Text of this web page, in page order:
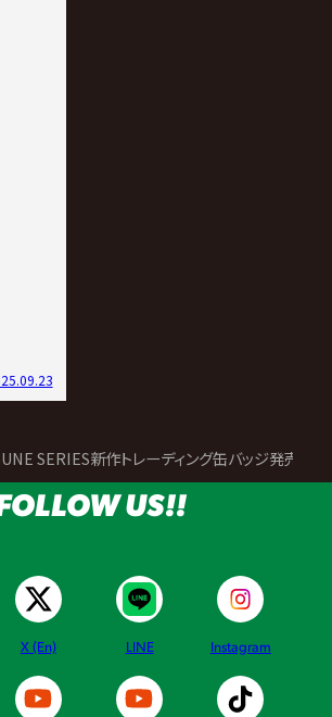
SERIES新作トレーディング缶バッジ発売決
US!!
X (En) LINE Instagram